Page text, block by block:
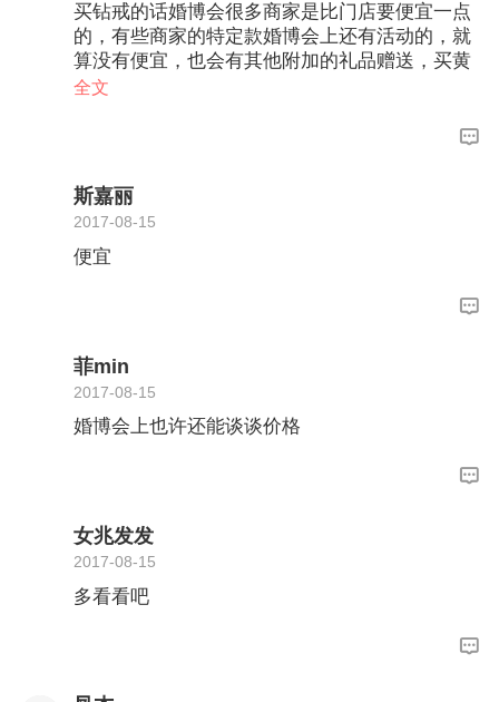
买钻戒的话婚博会很多商家是比门店要便宜一点
的，有些商家的特定款婚博会上还有活动的，就
算没有便宜，也会有其他附加的礼品赠送，买黄
金的话，基本上这个金价不会有什么优惠，有的
全文
斯嘉丽
2017-08-15
便宜
菲min
2017-08-15
婚博会上也许还能谈谈价格
女兆发发
2017-08-15
多看看吧